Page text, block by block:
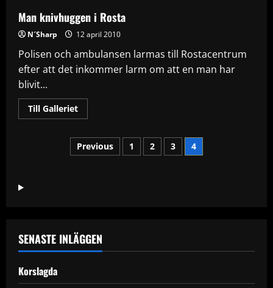
Man knivhuggen i Rosta
N´Sharp 12 april 2010
Polisen och ambulansen larmas till Rostacentrum
efter att det inkommer larm om att en man har
blivit...
Till GallerietRead
more
knivhuggen
i
Rosta
Sidnumrering
Previous 1 2 3 4
SENASTE INLÄGGEN
Korslagda